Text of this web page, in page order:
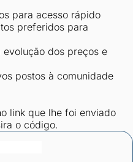
para acesso rápido
preferidos para
dos preços e
postos à comunidade
link que lhe foi enviado
o código.